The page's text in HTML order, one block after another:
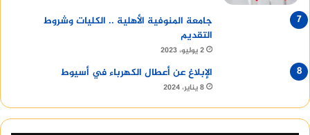
جامعة المنوفية الأهلية .. الكليات وشروط
التقديم
2 يوليو، 2023
الإبلاغ عن أعطال الكهرباء في أسيوط
8 يناير، 2024